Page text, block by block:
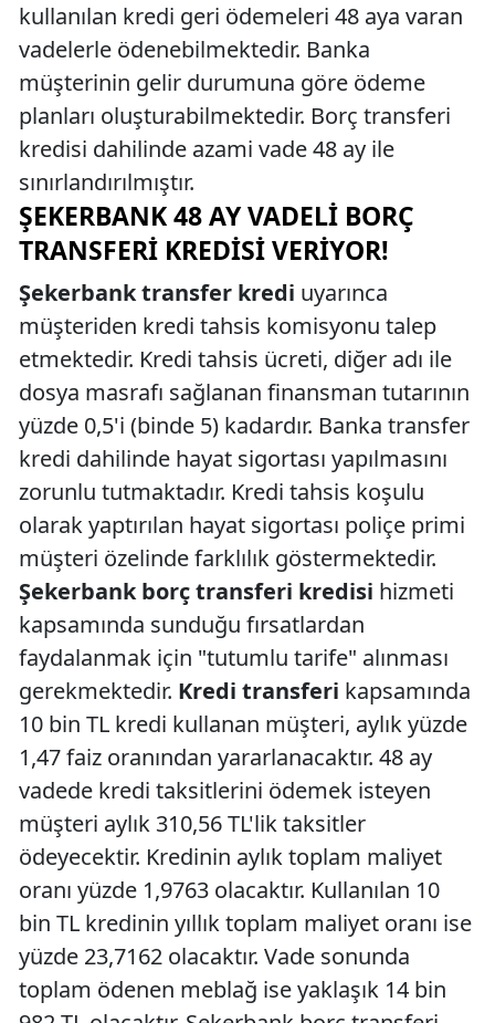
kullanılan kredi geri ödemeleri 48 aya varan
vadelerle ödenebilmektedir. Banka
müşterinin gelir durumuna göre ödeme
planları oluşturabilmektedir. Borç transferi
kredisi dahilinde azami vade 48 ay ile
sınırlandırılmıştır.
ŞEKERBANK 48 AY VADELI BORÇ
TRANSFERI KREDISI VERIYOR!
Şekerbank transfer kredi uyarınca
müşteriden kredi tahsis komisyonu talep
etmektedir. Kredi tahsis ücreti, diğer adı ile
dosya masrafı sağlanan finansman tutarının
yüzde 0,5'i (binde 5) kadardır. Banka transfer
kredi dahilinde hayat sigortası yapılmasını
zorunlu tutmaktadır. Kredi tahsis koşulu
olarak yaptırılan hayat sigortası poliçe primi
müşteri özelinde farklılık göstermektedir.
Şekerbank borç transferi kredisi hizmeti
kapsamında sunduğu fırsatlardan
faydalanmak için "tutumlu tarife" alınması
gerekmektedir. Kredi transferi kapsamında
10 bin TL kredi kullanan müşteri, aylık yüzde
1,47 faiz oranından yararlanacaktır. 48 ay
vadede kredi taksitlerini ödemek isteyen
müşteri aylık 310,56 TL'lik taksitler
ödeyecektir. Kredinin aylık toplam maliyet
oranı yüzde 1,9763 olacaktır. Kullanılan 10
bin TL kredinin yıllık toplam maliyet oranı ise
yüzde 23,7162 olacaktır. Vade sonunda
toplam ödenen meblağ ise yaklaşık 14 bin